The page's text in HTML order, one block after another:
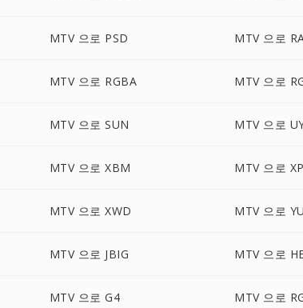
MTV 으로 PSD MTV 으로
MTV 으로 RGBA MTV 으로
MTV 으로 SUN MTV 으로
MTV 으로 XBM MTV 으로
MTV 으로 XWD MTV 으로
MTV 으로 JBIG MTV 으로
MTV 으로 G4 MTV 으로